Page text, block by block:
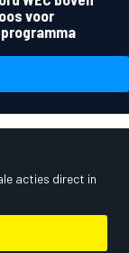
voor
acties direct in